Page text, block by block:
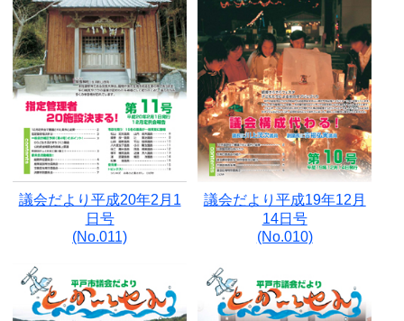
議会だより平成20年2月1
日号
(No.011)
議会だより平成19年12月
14日号
(No.010)